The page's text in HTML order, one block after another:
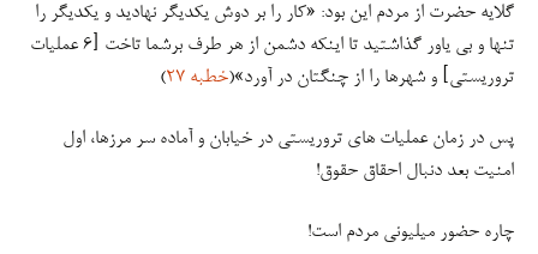
گلایه حضرت از مردم این بود: «کار را بر دوش یکدیگر نهادید و یکدیگر را
تنها و بی یاور گذاشتید تا اینکه دشمن از هر طرف برشما تاخت [۶ عملیات
تروریستی] و شهرها را از چنگتان در آورد»(خطبه ۲۷ )
پس در زمان عملیات های تروریستی در خیابان و آماده سر مرزها، اول
امنیت بعد دنبال احقاق حقوق!
چاره حضور میلیونی مردم است!